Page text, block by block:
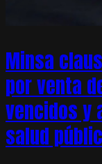
Minsa
por venta
vencidos y
salud